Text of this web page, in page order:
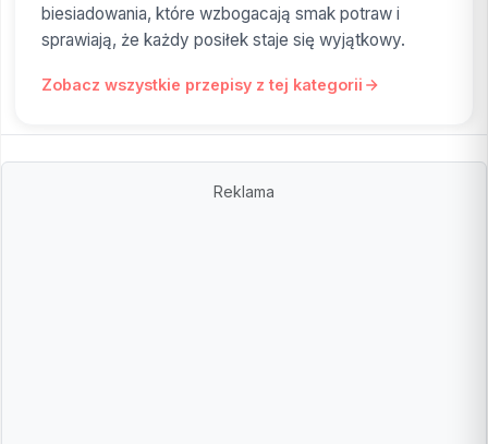
biesiadowania, które wzbogacają smak potraw i
sprawiają, że każdy posiłek staje się wyjątkowy.
Zobacz wszystkie przepisy z tej kategorii
Reklama